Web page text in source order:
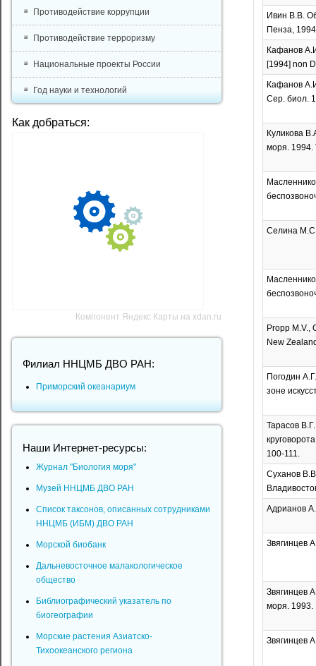
Ивин В.В.
Пенза,
Кафанов
[1994] non
Кафанов
Сер. биол.
Куликова
моря.
Селина
Propp M.V.,
New
Погодин
зоне
Тарасов
100-111.
Суханов
Адрианов
Звягинцев
Звягинцев
моря. 1993.
Звягинцев
Противодействие коррупции
Противодействие терроризму
Национальные проекты России
Год науки и технологий
Как добраться:
Компонент Яндекс Карты на xdan.ru
Филиал ННЦМБ ДВО РАН:
Приморский океанариум
Наши Интернет-ресурсы:
Журнал "Биология моря"
Музей ННЦМБ ДВО РАН
Список таксонов, описанных сотрудниками
ННЦМБ (ИБМ) ДВО РАН
Морской биобанк
Дальневосточное малакологическое
общество
Библиографический указатель по
биогеографии
Морские растения Азиатско-
Тихоокеанского региона